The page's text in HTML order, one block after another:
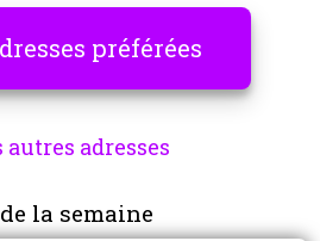
préférées
autres adresses
la semaine